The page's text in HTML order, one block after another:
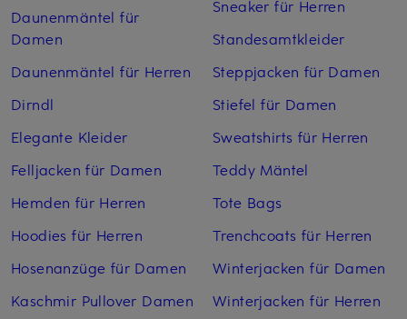
Daunenmäntel für
Damen
Daunenmäntel für Herren
Dirndl
Elegante Kleider
Felljacken für Damen
Hemden für Herren
Hoodies für Herren
Hosenanzüge für Damen
Kaschmir Pullover Damen
Sneaker für Herren
Standesamtkleider
Steppjacken für Damen
Stiefel für Damen
Sweatshirts für Herren
Teddy Mäntel
Tote Bags
Trenchcoats für Herren
Winterjacken für Damen
Winterjacken für Herren